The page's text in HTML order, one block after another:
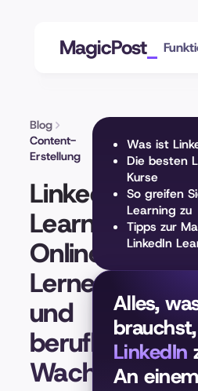
MagicPost
Blog
Content-
Erstellung
LinkedIn
Learning:
Online-
Lernen
und
berufliches
Wachstum
Was ist
Die besten
Kurse
So greifen
Learning zu
Tipps zur
LinkedIn
Alles,
LinkedIn
An